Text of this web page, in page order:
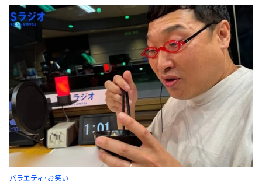
バラエティ・お笑い